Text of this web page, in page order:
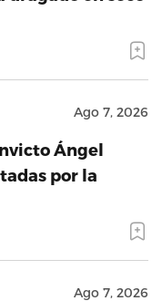
Ago 7, 2026
Ángel
por la
Ago 7, 2026